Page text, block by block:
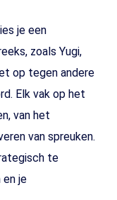
je een
zoals Yugi,
op tegen andere
Elk vak op het
van het
van spreuken.
te
en je